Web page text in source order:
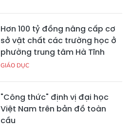
Hơn 100 tỷ đồng nâng cấp cơ
sở vật chất các trường học ở
phường trung tâm Hà Tĩnh
GIÁO DỤC
"Công thức" định vị đại học
Việt Nam trên bản đồ toàn
cầu